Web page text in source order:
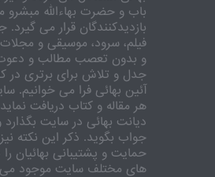
باب و حضرت بهاءالله
بازدیدکنندگان قرار می
فیلم، سرود، موسیقی و
و بدون تعصب مطالب و
جدل و تلاش برای برتری در
آئین بهائی فرا می خوانیم.
هر مقاله و کتاب دریافت
دیانت بهائی در سایت
جواب بگوید. ذکر این نکته
حمایت و پشتیبانی بهائیان
های مختلف سایت موجود می